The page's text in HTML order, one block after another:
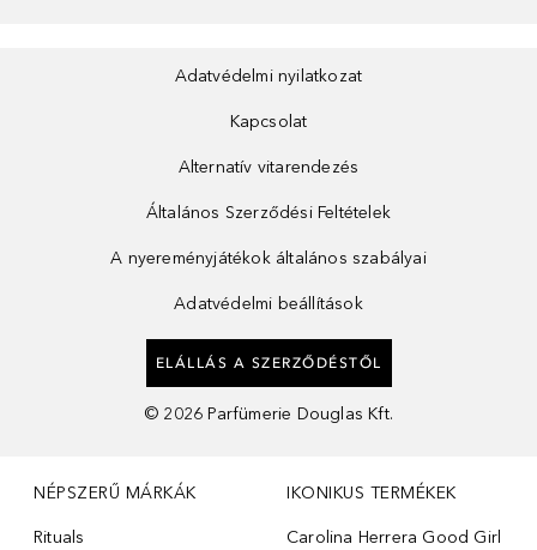
Adatvédelmi nyilatkozat
Kapcsolat
Alternatív vitarendezés
Általános Szerződési Feltételek
A nyereményjátékok általános szabályai
Adatvédelmi beállítások
ELÁLLÁS A SZERZŐDÉSTŐL
© 2026 Parfümerie Douglas Kft.
NÉPSZERŰ MÁRKÁK
Rituals
IKONIKUS TERMÉKEK
Carolina Herrera Good Girl